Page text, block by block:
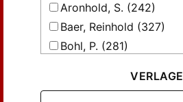
Aronhold, S. (242)
Baer, Reinhold (327)
Bohl, P. (281)
Burde, Klaus (173)
VERLAGE